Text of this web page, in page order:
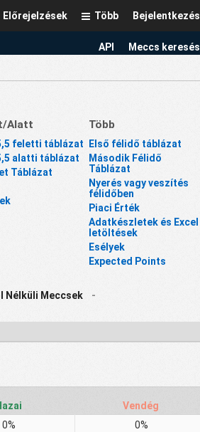
Bejelentkezés
Több
Előrejelzések
Meccs keresés
API
Alatt
feletti táblázat
alatti táblázat
Táblázat
Több
Első félidő táblázat
Második Félidő
Táblázat
Nyerés vagy veszítés
félidőben
Piaci Érték
Adatkészletek és Excel
letöltések
Esélyek
Expected Points
Nélküli Meccsek -
Vendég
0%
0%